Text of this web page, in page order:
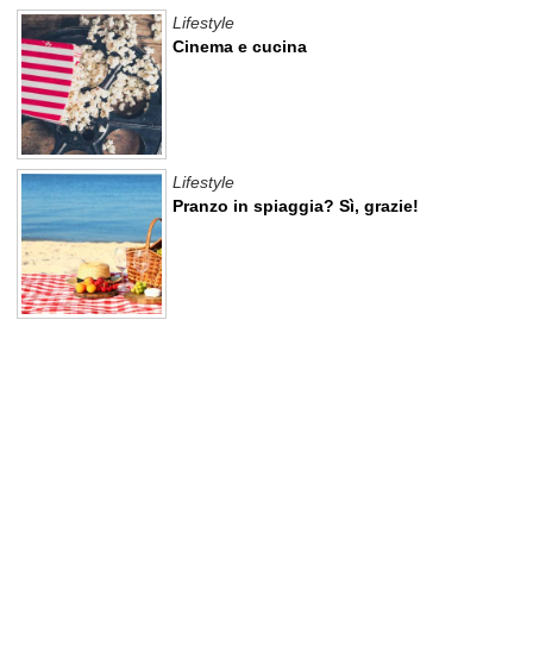
Cinema e cucina
Lifestyle
Pranzo in spiaggia? Sì, grazie!
Lifestyle